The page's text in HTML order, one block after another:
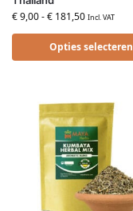
€9,00-€ 181,50 Incl. VAT
Opties selecteren